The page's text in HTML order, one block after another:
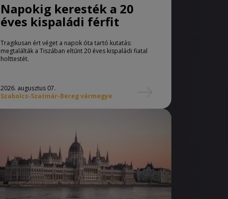
Napokig keresték a 20
éves kispaládi férfit
Tragikusan ért véget a napok óta tartó kutatás:
megtalálták a Tiszában eltűnt 20 éves kispaládi fiatal
holttestét.
2026. augusztus 07.
Szabolcs-Szatmár-Bereg vármegye